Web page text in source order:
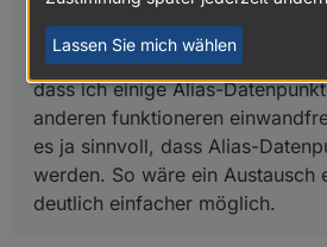
wäre ein Austausch
einfacher möglich.
DennisMenger sagte
Das scheint zu funktionieren.
dass ich einige Alias-
anderen funktioneren
es ja sinnvoll, dass Alias-
werden. So wäre ein Austausch
deutlich einfacher möglich.
Lassen Sie mich wählen